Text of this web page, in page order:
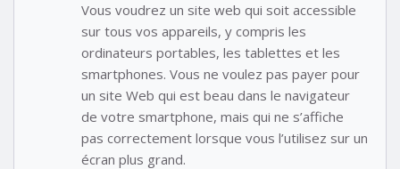
Vous voudrez un site web qui soit accessible
sur tous vos appareils, y compris les
ordinateurs portables, les tablettes et les
smartphones. Vous ne voulez pas payer pour
un site Web qui est beau dans le navigateur
de votre smartphone, mais qui ne s’affiche
pas correctement lorsque vous l’utilisez sur un
écran plus grand.